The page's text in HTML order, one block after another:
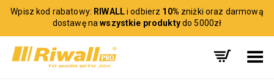
Wpisz kod rabatowy: RIWALLi odbierz 10% zniżki oraz darmową
dostawę nawszystkie produktydo 5000zł
Toggle Menu